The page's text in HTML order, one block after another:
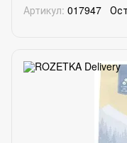
Артикул: 017947